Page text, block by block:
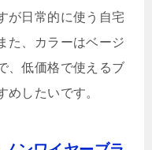
が日常的に使う自宅
た、カラーはベージ
、低価格で使えるブ
めしたいです。